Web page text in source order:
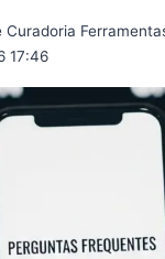
Curadoria
17:46